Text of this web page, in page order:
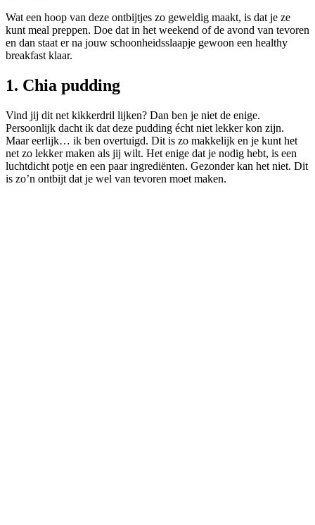
Wat een hoop van deze ontbijtjes zo geweldig maakt, is dat je ze
kunt meal preppen. Doe dat in het weekend of de avond van tevoren
en dan staat er na jouw schoonheidsslaapje gewoon een healthy
breakfast klaar.
1. Chia pudding
Vind jij dit net kikkerdril lijken? Dan ben je niet de enige.
Persoonlijk dacht ik dat deze pudding écht niet lekker kon zijn.
Maar eerlijk… ik ben overtuigd. Dit is zo makkelijk en je kunt het
net zo lekker maken als jij wilt. Het enige dat je nodig hebt, is een
luchtdicht potje en een paar ingrediënten. Gezonder kan het niet. Dit
is zo’n ontbijt dat je wel van tevoren moet maken.